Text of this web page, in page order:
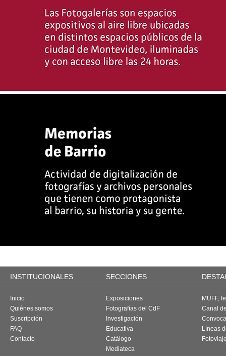
INSTITUCIONALES SECCIONES
Inicio
Quiénes somos
Suscripción
FAQ
Contacto
Exposiciones
Fotografías del CdF
Investigación
Educativa
Catálogo
Mediateca
MUFF,
Canal
Líneas